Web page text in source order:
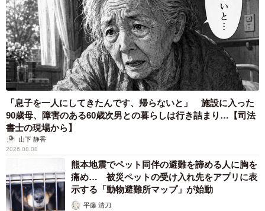
機嫌が悪くなり、帰ってから家の中を暴走します。全速力
で何周も走り回ります。これを家では、『スピード乾燥モ
ード』と呼んでいます。お風呂の後も同じです（笑）」
「息子を一人にしてきたんです、帰らないと」 施設に入った
90歳母、障害のある60歳次男との暮らしは行き詰まり…【司法
書士の現場から】
山下 静香
2026.08.08
熊本地震でペット同伴の避難を諦める人に胸を
痛め… 被災ペットの受け入れ先をアプリに表
示する「動物避難所マップ」が始動
平藤 清刀